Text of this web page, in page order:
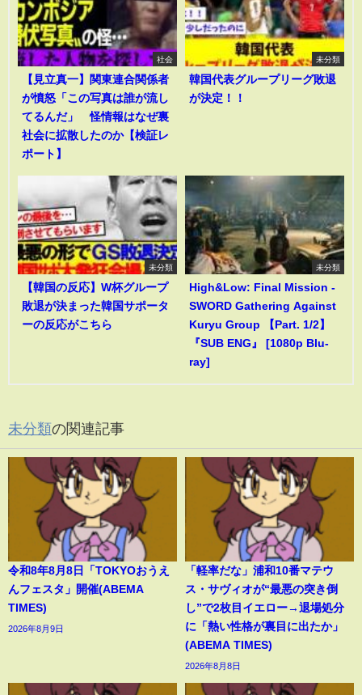
社会
【見立真一】関東連合関係者
が憤怒「この写真は誰が流し
てるんだ」 怪情報はなぜ裏
社会に拡散したのか【検証レ
ポート】
未分類
韓国代表グループリーグ敗退
が決定！！
未分類
【韓国の反応】W杯グループ
敗退が決まった韓国サポータ
ーの反応がこちら
未分類
High&Low: Final Mission -
SWORD Gathering Against
Kuryu Group 【Part. 1/2】
『SUB ENG』 [1080p Blu-
ray]
未分類の関連記事
令和8年8月8日「TOKYOおうえ
んフェスタ」開催(ABEMA
TIMES)
2026年8月9日
「軽率だな」浦和10番マテウ
ス・サヴィオが“最悪の突き倒
し”で2枚目イエロー→退場処分
に「熱い性格が裏目に出たか」
(ABEMA TIMES)
2026年8月8日